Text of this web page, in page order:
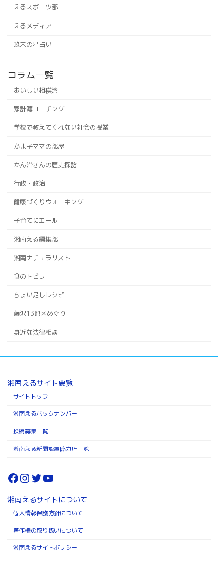
えるスポーツ部
えるメディア
玖未の星占い
コラム一覧
おいしい相模湾
家計簿コーチング
学校で教えてくれない社会の授業
かよ子ママの部屋
かん治さんの歴史探訪
行政・政治
健康づくりウォーキング
子育てにエール
湘南える編集部
湘南ナチュラリスト
食のトビラ
ちょい足しレシピ
藤沢13地区めぐり
身近な法律相談
湘南えるサイト要覧
サイトトップ
湘南えるバックナンバー
投稿募集一覧
湘南える新聞設置協力店一覧
Facebook
Instagram
Twitter
YouTube
湘南えるサイトについて
個人情報保護方針について
著作権の取り扱いについて
湘南えるサイトポリシー